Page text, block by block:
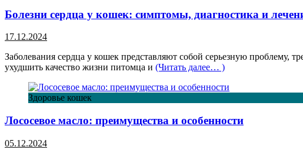
Болезни сердца у кошек: симптомы, диагностика и
17.12.2024
Заболевания сердца у кошек представляют собой серьезную
ухудшить качество жизни питомца и (Читать далее… )
Здоровье кошек
Лососевое масло: преимущества и особенности
05.12.2024